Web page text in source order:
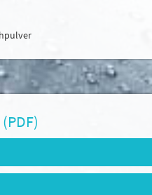
Weitere Informationen
akzeptieren